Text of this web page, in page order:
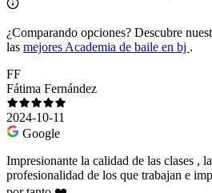
¿Comparando opciones? Descubre
las mejores Academia de baile en bj .
FF
Fátima Fernández
2024-10-11
Google
Impresionante la calidad de las clases ,
profesionalidad de los que trabajan e